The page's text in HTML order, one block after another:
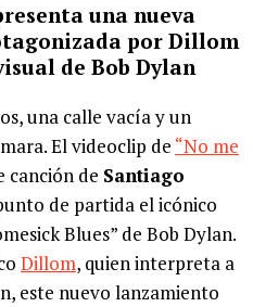
una nueva
por Dillom
de Bob Dylan
una calle vacía y un
El videoclip de “No me
canción de Santiago
de partida el icónico
Blues” de Bob Dylan.
Dillom, quien interpreta a
este nuevo lanzamiento